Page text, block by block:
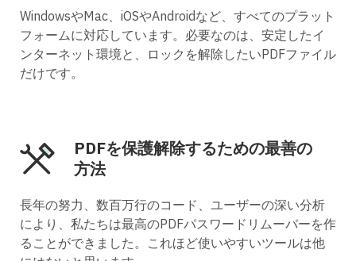
WindowsやMac、iOSやAndroidなど、すべてのプラット
フォームに対応しています。必要なのは、安定したイ
ンターネット環境と、ロックを解除したいPDFファイル
だけです。
PDFを保護解除するための最善の
方法
長年の努力、数百万行のコード、ユーザーの深い分析
により、私たちは最高のPDFパスワードリムーバーを作
ることができました。これほど使いやすいツールは他